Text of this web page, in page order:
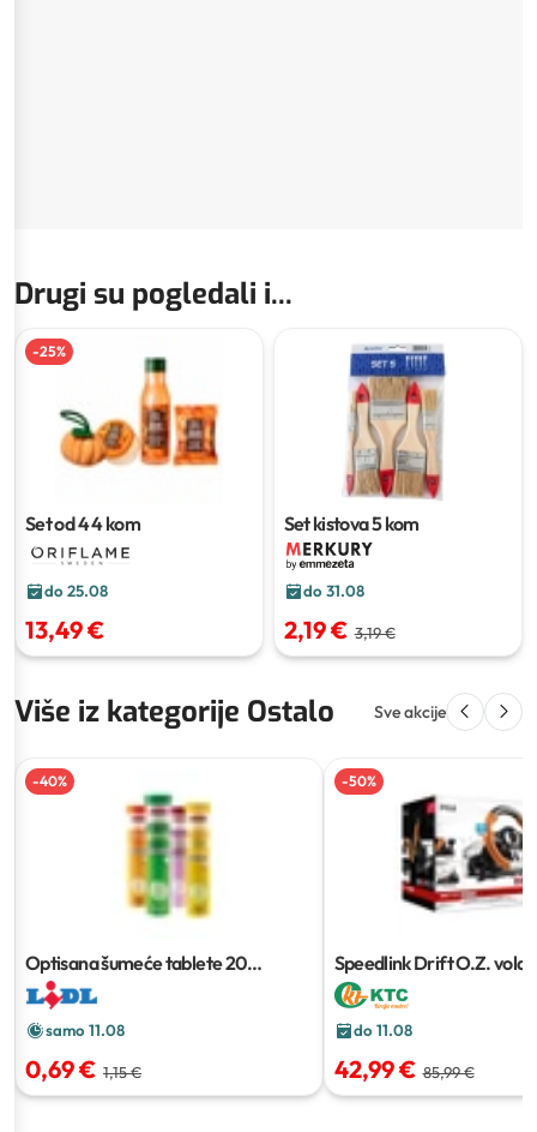
Drugi su pogledali i...
-25%
Set od 44 kom
do 25.08
13,49 €
Set kistova5 kom
do 31.08
2,19 € 3,19 €
Više iz kategorije Ostalo Sve akcije
-40%
Optisana šumeće tablete20
komada
samo 11.08
0,69 € 1,15 €
-50%
Speedlink Drift O.Z. volan
do 11.08
42,99 € 85,99 €